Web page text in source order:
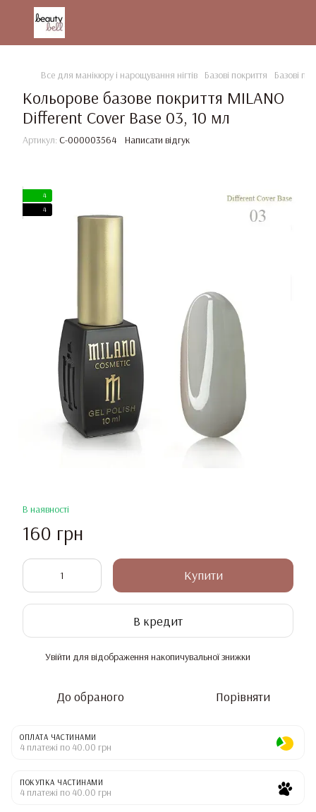
Все для манікюру і нарощування нігтів Базові покриття Базові
Кольорове базове покриття MILANO
Different Cover Base 03, 10 мл
Артикул: C-000003564 Написати відгук
4
4
В наявності
160 грн
Купити
В кредит
Увійти для відображення накопичувальної знижки
До обраного Порівняти
ОПЛАТА ЧАСТИНАМИ
4 платежі по 40.00 грн
ПОКУПКА ЧАСТИНАМИ
4 платежі по 40.00 грн